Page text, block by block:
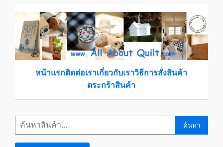
หน้าแรกติดต่อเราเกี่ยวกับเราวิธีการสั่งสินค้า
ตระกร้าสินค้า
ค้นหา